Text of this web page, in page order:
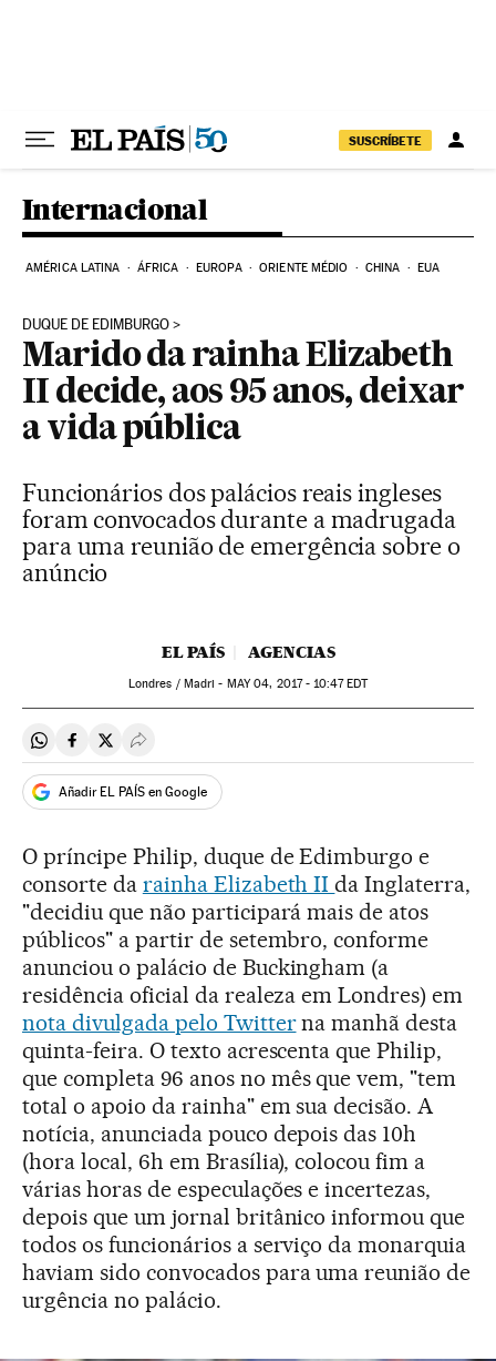
SUSCRÍBETE
Internacional
AMÉRICA LATINA ÁFRICA EUROPA ORIENTE MÉDIO CHINA EUA
DUQUE DE EDIMBURGO
Marido da rainha Elizabeth
II decide, aos 95 anos, deixar
a vida pública
Funcionários dos palácios reais ingleses
foram convocados durante a madrugada
para uma reunião de emergência sobre o
anúncio
EL PAÍS AGENCIAS
Londres / Madri - MAY04, 2017 - 10:47EDT
Compartir en Whatsapp
Compartir en Facebook
Compartir en Twitter
Desplegar Redes Sociales
Añadir EL PAÍS en Google
O príncipe Philip, duque de Edimburgo e
consorte da rainha Elizabeth IIda Inglaterra,
"decidiu que não participará mais de atos
públicos" a partir de setembro, conforme
anunciou o palácio de Buckingham (a
residência oficial da realeza em Londres) em
nota divulgada pelo Twitterna manhã desta
quinta-feira. O texto acrescenta que Philip,
que completa 96 anos no mês que vem, "tem
total o apoio da rainha" em sua decisão. A
notícia, anunciada pouco depois das 10h
(hora local, 6h em Brasília), colocou fim a
várias horas de especulações e incertezas,
depois que um jornal britânico informou que
todos os funcionários a serviço da monarquia
haviam sido convocados para uma reunião de
urgência no palácio.